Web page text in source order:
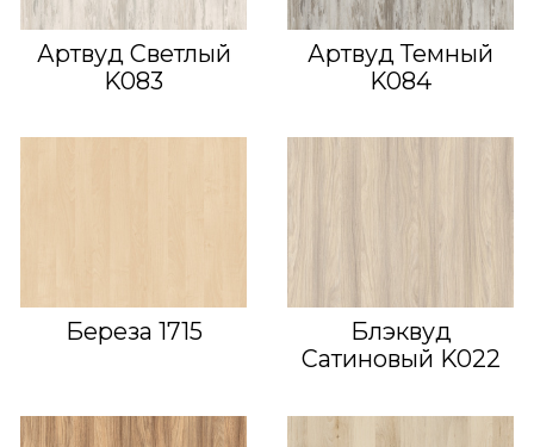
Артвуд Светлый
K083
Артвуд Темный
K084
Береза 1715
Блэквуд
Сатиновый K022